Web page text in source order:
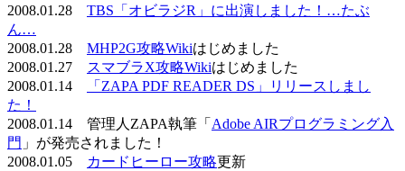
2008.01.28 TBS「オビラジR」に出演しました！…たぶ
ん…
2008.01.28 MHP2G攻略Wikiはじめました
2008.01.27
スマブラX攻略Wikiはじめました
2008.01.14
「ZAPA PDF READER DS」リリースしまし
た！
2008.01.14 管理人ZAPA執筆「 Adobe AIRプログラミング入
門 」が発売されました！
2008.01.05
カードヒーロー攻略更新